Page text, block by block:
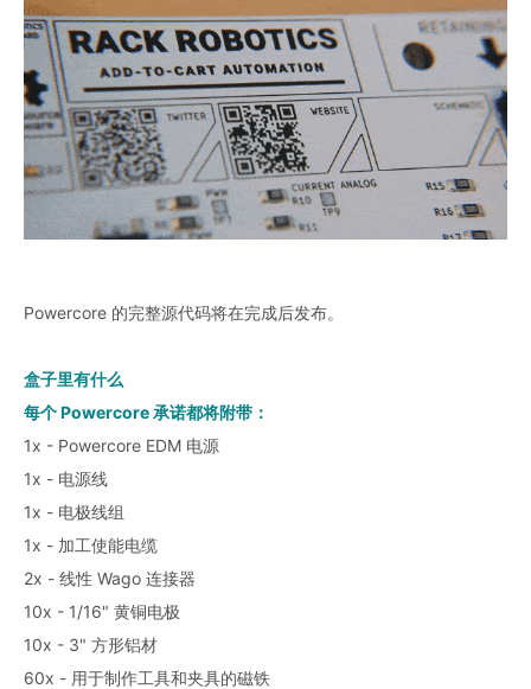
Powercore 的完整源代码将在完成后发布。
盒子里有什么
每个 Powercore 承诺都将附带：
1x - Powercore EDM 电源
1x - 电源线
1x - 电极线组
1x - 加工使能电缆
2x - 线性 Wago 连接器
10x - 1/16" 黄铜电极
10x - 3" 方形铝材
60x - 用于制作工具和夹具的磁铁